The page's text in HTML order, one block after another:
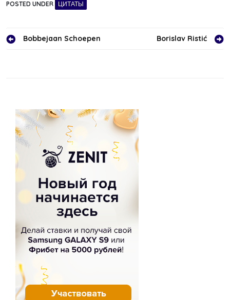
POSTED UNDER ЦИТАТЫ
Навигация
Bobbejaan Schoepen Borislav Ristić